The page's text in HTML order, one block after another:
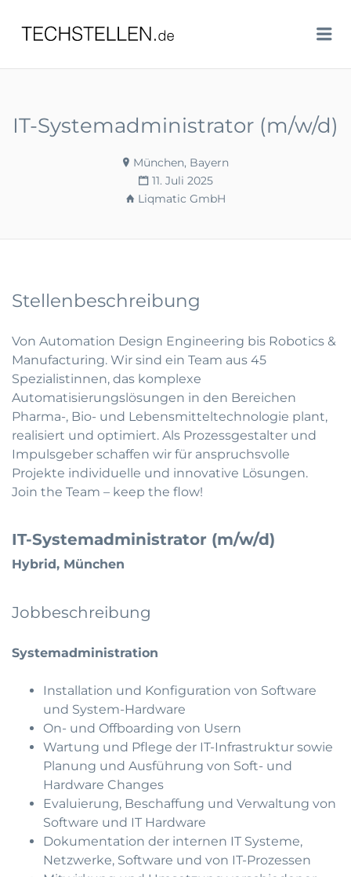
TECHSTELLEN.DE
IT-Systemadministrator (m/w/d)
München, Bayern
11. Juli 2025
Liqmatic GmbH
Stellenbeschreibung
Von Automation Design Engineering bis Robotics &
Manufacturing. Wir sind ein Team aus 45
Spezialistinnen, das komplexe
Automatisierungslösungen in den Bereichen
Pharma-, Bio- und Lebensmitteltechnologie plant,
realisiert und optimiert. Als Prozessgestalter und
Impulsgeber schaffen wir für anspruchsvolle
Projekte individuelle und innovative Lösungen.
Join the Team – keep the flow!
IT-Systemadministrator (m/w/d)
Hybrid, München
Jobbeschreibung
Systemadministration
Installation und Konfiguration von Software
und System-Hardware
On- und Offboarding von Usern
Wartung und Pflege der IT-Infrastruktur sowie
Planung und Ausführung von Soft- und
Hardware Changes
Evaluierung, Beschaffung und Verwaltung von
Software und IT Hardware
Dokumentation der internen IT Systeme,
Netzwerke, Software und von IT-Prozessen